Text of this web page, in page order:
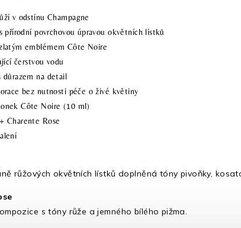
v odstínu Champagne
přírodní povrchovou úpravou okvětních lístků
emblémem Côte Noire
čerstvou vodu
důrazem na detail
bez nutnosti péče o živé květiny
Côte Noire (10 ml)
Charente Rose
růžových okvětních lístků doplněná tóny pivoňky,
s tóny růže a jemného bílého pižma.